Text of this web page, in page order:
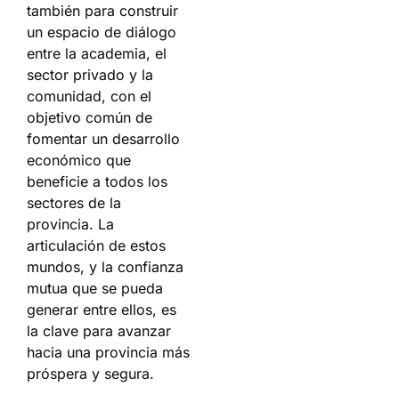
también para construir
un espacio de diálogo
entre la academia, el
sector privado y la
comunidad, con el
objetivo común de
fomentar un desarrollo
económico que
beneficie a todos los
sectores de la
provincia. La
articulación de estos
mundos, y la confianza
mutua que se pueda
generar entre ellos, es
la clave para avanzar
hacia una provincia más
próspera y segura.